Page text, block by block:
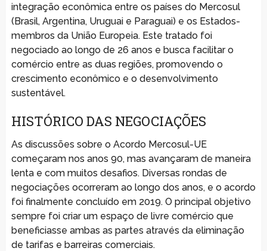
integração econômica entre os países do Mercosul
(Brasil, Argentina, Uruguai e Paraguai) e os Estados-
membros da União Europeia. Este tratado foi
negociado ao longo de 26 anos e busca facilitar o
comércio entre as duas regiões, promovendo o
crescimento econômico e o desenvolvimento
sustentável.
HISTÓRICO DAS NEGOCIAÇÕES
As discussões sobre o Acordo Mercosul-UE
começaram nos anos 90, mas avançaram de maneira
lenta e com muitos desafios. Diversas rondas de
negociações ocorreram ao longo dos anos, e o acordo
foi finalmente concluído em 2019. O principal objetivo
sempre foi criar um espaço de livre comércio que
beneficiasse ambas as partes através da eliminação
de tarifas e barreiras comerciais.